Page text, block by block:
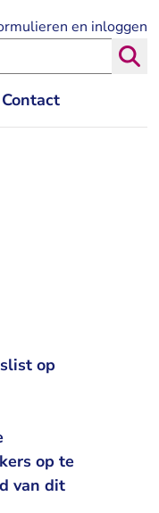
Contact
en inloggen
Rechtspraak
op
op te
van dit